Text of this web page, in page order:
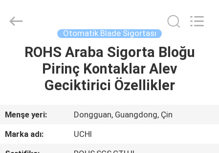
ÜRÜN:%
SG
GÖSTERISI
Electronics
Co.,Ltd.
Otomatik Blade Sigortası
ROHS Araba Sigorta Bloğu
Pirinç Kontaklar Alev
Geciktirici Özellikler
Menşe yeri:
Dongguan, Guangdong, Çin
Marka adı:
UCHI